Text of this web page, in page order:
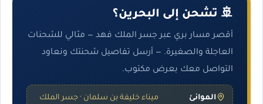
🚢 تشحن إلى البحرين؟
أقصر مسار بري عبر جسر الملك فهد — مثالي للشحنات
العاجلة والصغيرة. — أرسل تفاصيل شحنتك ونعاود
التواصل معك بعرض مكتوب.
الموانئ
ميناء خليفة بن سلمان · جسر الملك